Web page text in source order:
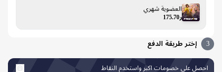
العضوية شهري
ر175.70
إختر طريقة الدفع
على خصومات اكبر واستخدم النقاط